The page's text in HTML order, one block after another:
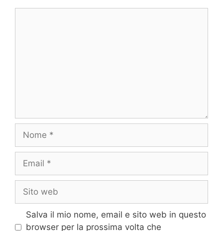
Nome
Email
Sito
web
Salva il mio nome, email e sito web in questo
browser per la prossima volta che